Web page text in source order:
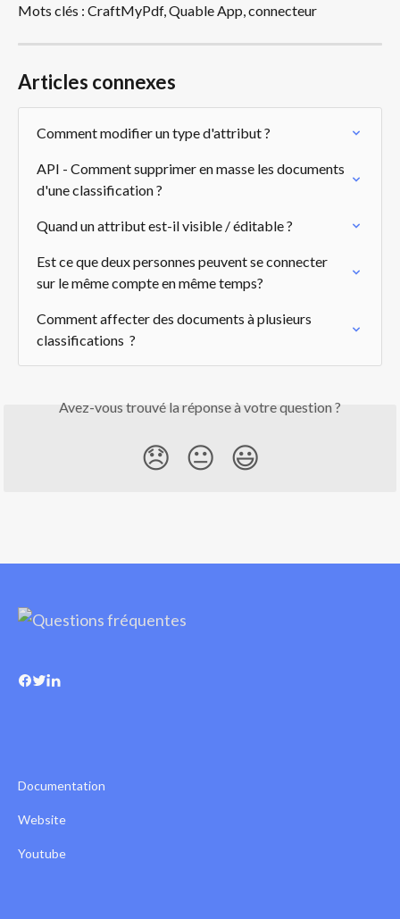
Mots clés : CraftMyPdf, Quable App, connecteur
Articles connexes
Comment modifier un type d'attribut ?
API - Comment supprimer en masse les documents
d'une classification ?
Quand un attribut est-il visible / éditable ?
Est ce que deux personnes peuvent se connecter
sur le même compte en même temps?
Comment affecter des documents à plusieurs
classifications  ?
Avez-vous trouvé la réponse à votre question ?
😞 😐 😃
Documentation
Website
Youtube